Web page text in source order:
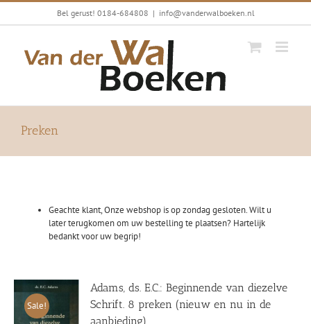
Ga
Bel gerust! 0184-684808 | info@vanderwalboeken.nl
Preken
Geachte klant, Onze webshop is op zondag gesloten. Wilt u
later terugkomen om uw bestelling te plaatsen? Hartelijk
bedankt voor uw begrip!
Sale!
Adams, ds. E.C.: Beginnende van diezelve
Schrift. 8 preken (nieuw en nu in de
aanbieding)